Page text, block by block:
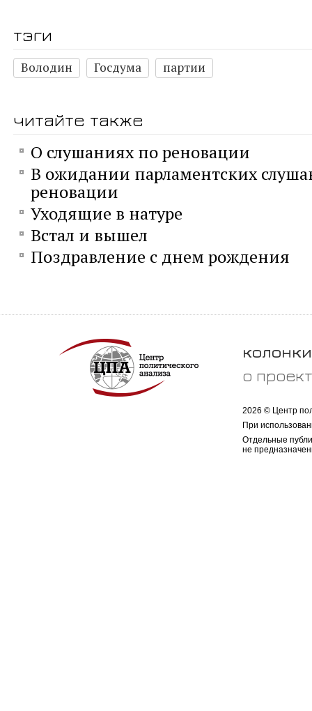
тэги
Володин Госдума партии
читайте также
О слушаниях по реновации
В ожидании парламентских
реновации
Уходящие в натуре
Встал и вышел
Поздравление с днем рождения
колонки
о
2026 © Центр
При
Отдельные
не